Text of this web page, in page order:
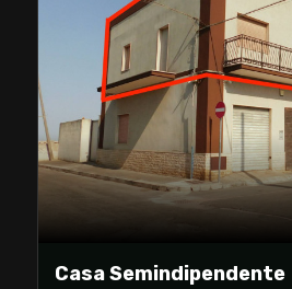
Casa Semindipendente